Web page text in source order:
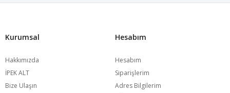
Kurumsal
Hakkımızda
İPEK ALT
Bize Ulaşın
Hesabım
Hesabım
Siparişlerim
Adres Bilgilerim